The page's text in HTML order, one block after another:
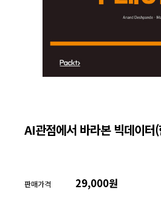
AI관점에서 바라본 빅데이터
판매가격 29,000원